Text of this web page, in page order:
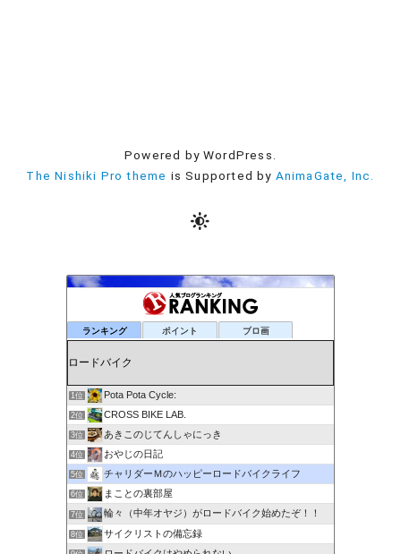
Powered by WordPress.
The Nishiki Pro theme is Supported by AnimaGate, Inc.
ランキング ポイント ブロ画
1位 Pota Pota Cycle:
2位 CROSS BIKE LAB.
3位 あきこのじてんしゃにっき
4位 おやじの日記
5位 チャリダーＭのハッピーロードバイクライフ
6位 まことの裏部屋
7位 輪々（中年オヤジ）がロードバイク始めたぞ！！
8位 サイクリストの備忘録